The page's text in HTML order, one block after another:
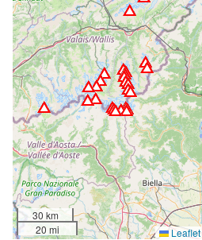
30 km
20 mi
Leaflet